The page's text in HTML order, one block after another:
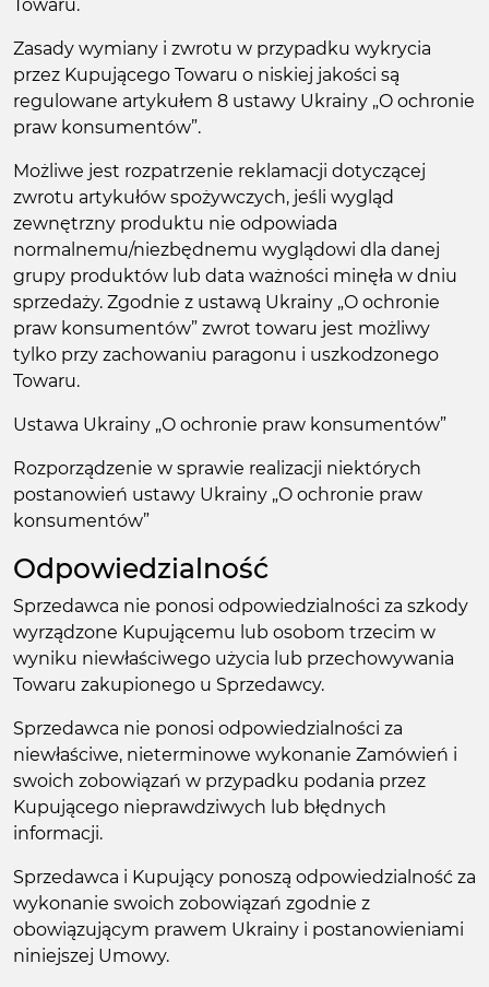
Towaru.
Zasady wymiany i zwrotu w przypadku wykrycia
przez Kupującego Towaru o niskiej jakości są
regulowane artykułem 8 ustawy Ukrainy „O ochronie
praw konsumentów”.
Możliwe jest rozpatrzenie reklamacji dotyczącej
zwrotu artykułów spożywczych, jeśli wygląd
zewnętrzny produktu nie odpowiada
normalnemu/niezbędnemu wyglądowi dla danej
grupy produktów lub data ważności minęła w dniu
sprzedaży. Zgodnie z ustawą Ukrainy „O ochronie
praw konsumentów” zwrot towaru jest możliwy
tylko przy zachowaniu paragonu i uszkodzonego
Towaru.
Ustawa Ukrainy „O ochronie praw konsumentów”
Rozporządzenie w sprawie realizacji niektórych
postanowień ustawy Ukrainy „O ochronie praw
konsumentów”
Odpowiedzialność
Sprzedawca nie ponosi odpowiedzialności za szkody
wyrządzone Kupującemu lub osobom trzecim w
wyniku niewłaściwego użycia lub przechowywania
Towaru zakupionego u Sprzedawcy.
Sprzedawca nie ponosi odpowiedzialności za
niewłaściwe, nieterminowe wykonanie Zamówień i
swoich zobowiązań w przypadku podania przez
Kupującego nieprawdziwych lub błędnych
informacji.
Sprzedawca i Kupujący ponoszą odpowiedzialność za
wykonanie swoich zobowiązań zgodnie z
obowiązującym prawem Ukrainy i postanowieniami
niniejszej Umowy.